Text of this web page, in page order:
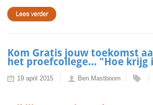
Lees verder
Kom Gratis jouw toekomst
het proefcollege... "Hoe krijg
19 april 2015 Ben Mastboom